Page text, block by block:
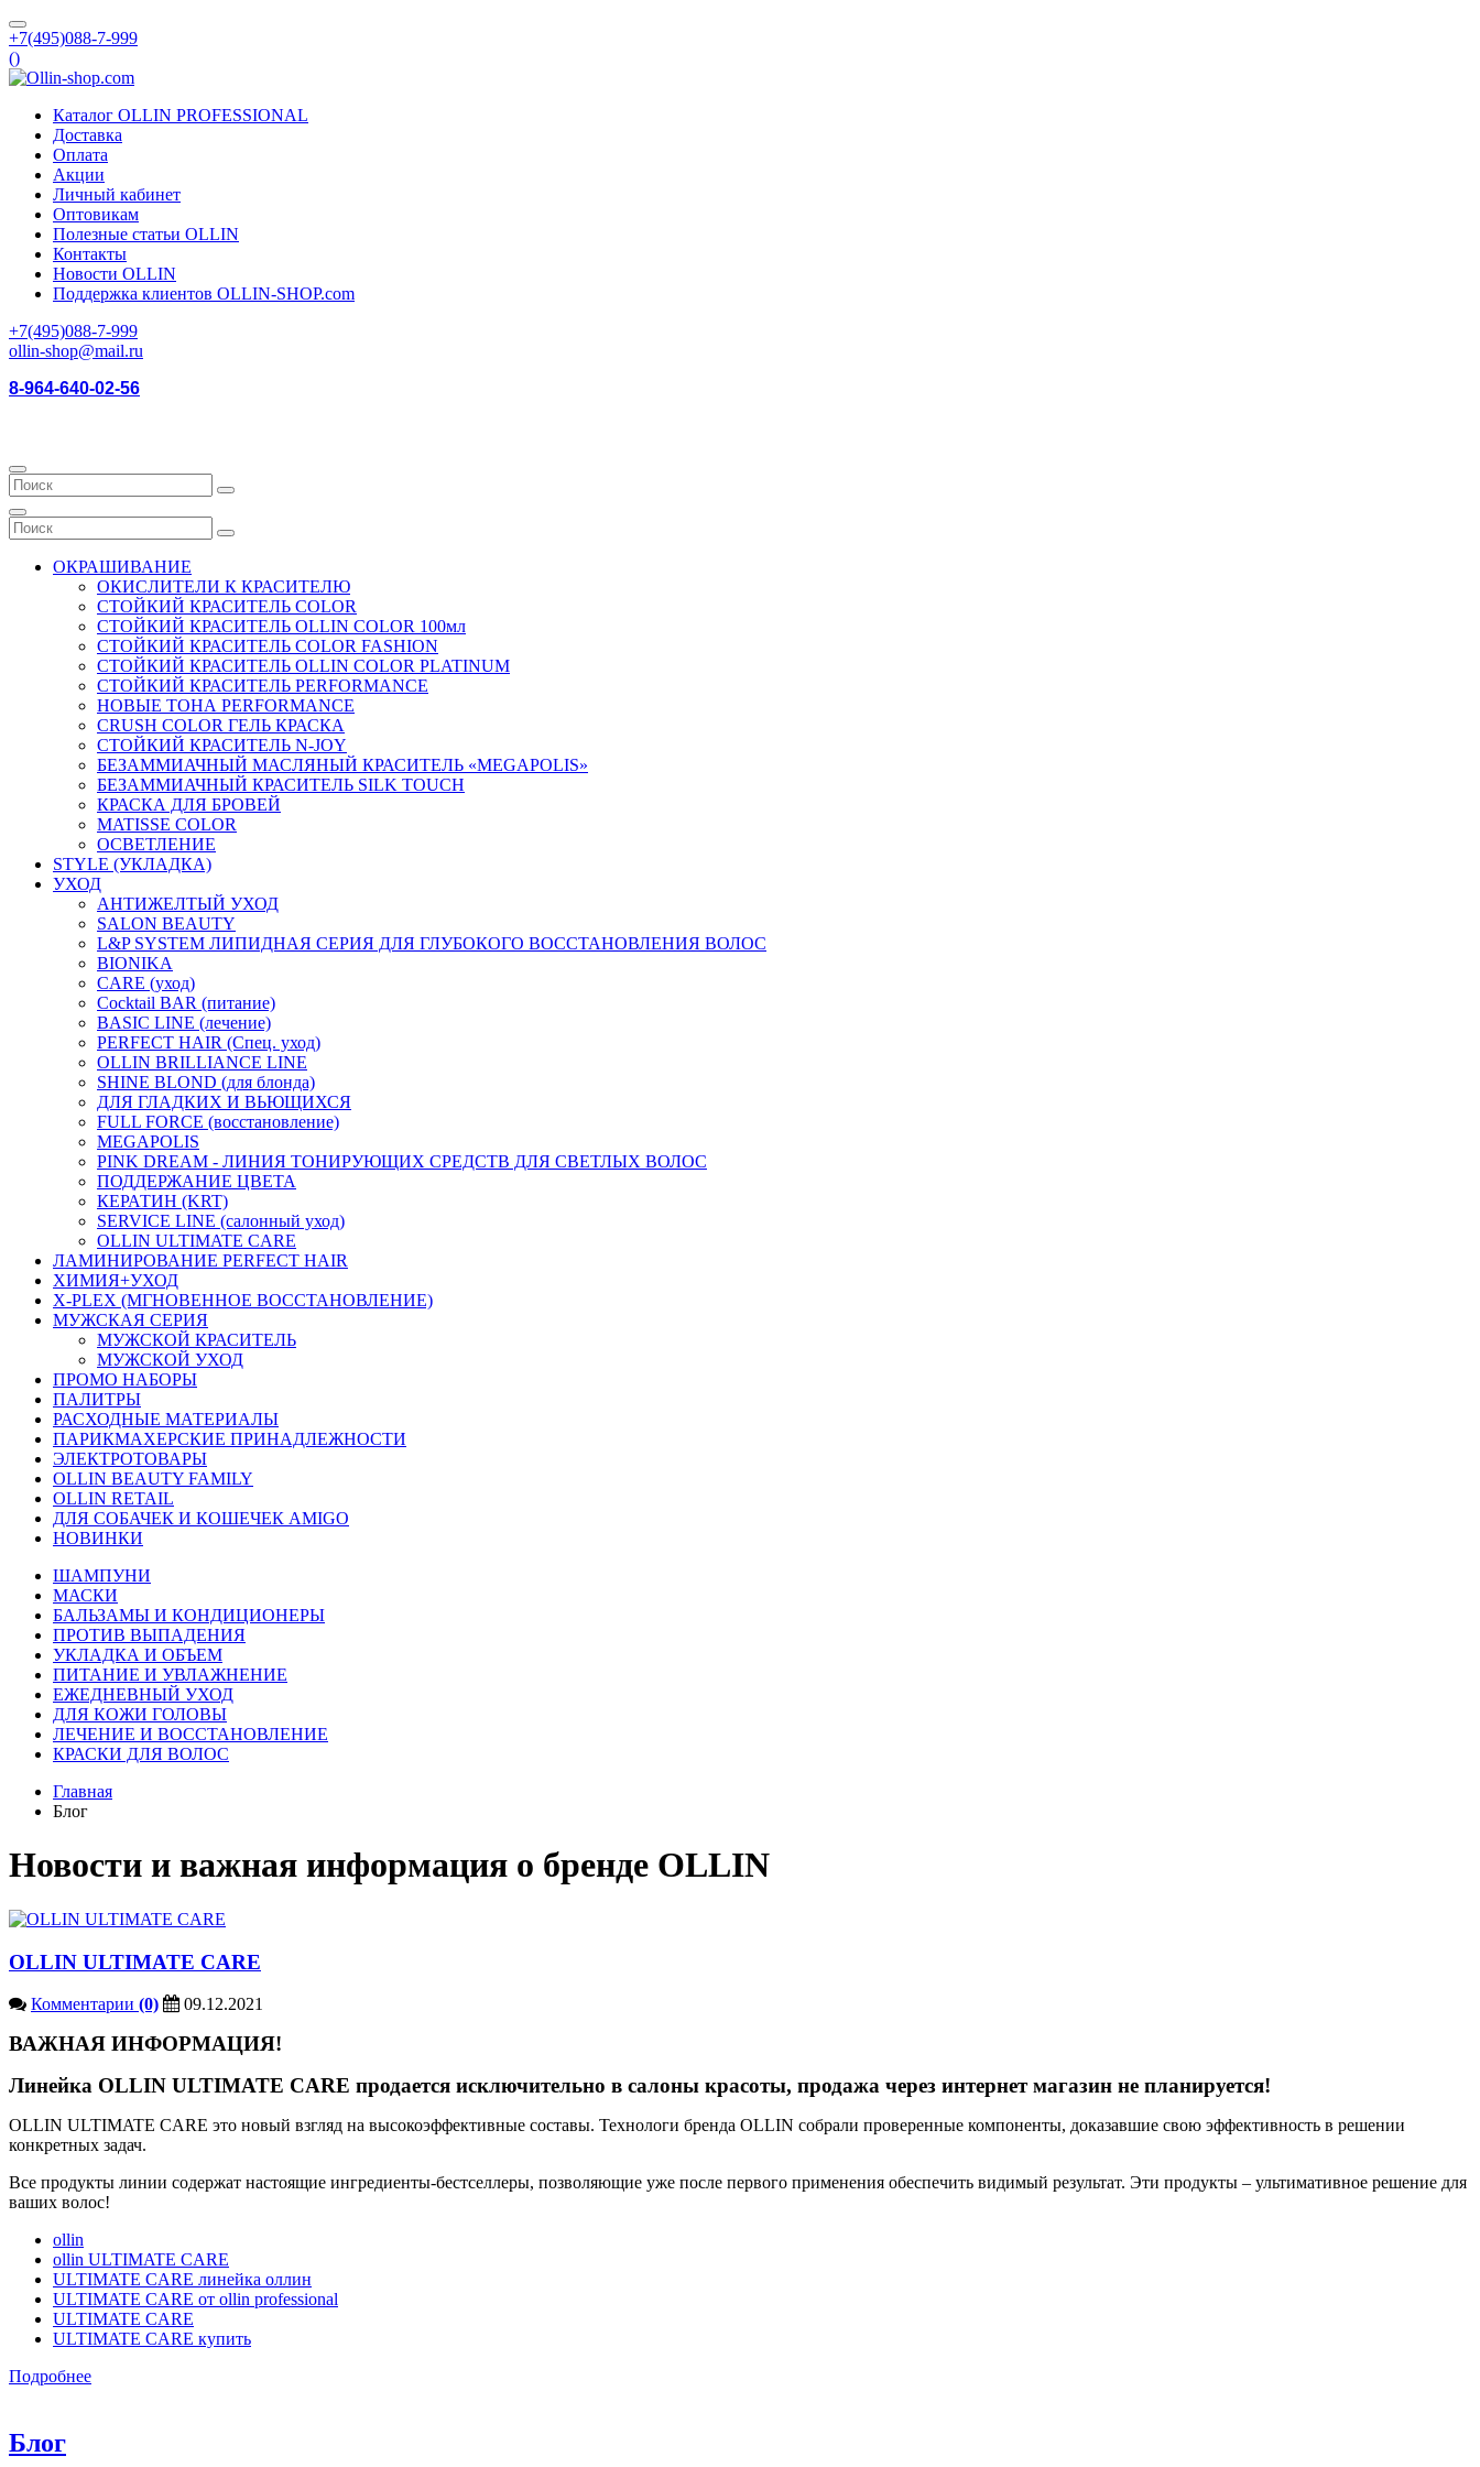
+7(495)088-7-999
()
Каталог OLLIN PROFESSIONAL
Доставка
Оплата
Акции
Личный кабинет
Оптовикам
Полезные статьи OLLIN
Контакты
Новости OLLIN
Поддержка клиентов OLLIN-SHOP.com
+7(495)088-7-999
ollin-shop@mail.ru
8-964-640-02-56
ОКРАШИВАНИЕ
ОКИСЛИТЕЛИ К КРАСИТЕЛЮ
СТОЙКИЙ КРАСИТЕЛЬ COLOR
СТОЙКИЙ КРАСИТЕЛЬ OLLIN COLOR 100мл
СТОЙКИЙ КРАСИТЕЛЬ COLOR FASHION
СТОЙКИЙ КРАСИТЕЛЬ OLLIN COLOR PLATINUM
СТОЙКИЙ КРАСИТЕЛЬ PERFORMANCE
НОВЫЕ ТОНА PERFORMANCE
CRUSH COLOR ГЕЛЬ КРАСКА
СТОЙКИЙ КРАСИТЕЛЬ N-JOY
БЕЗАММИАЧНЫЙ МАСЛЯНЫЙ КРАСИТЕЛЬ «MEGAPOLIS»
БЕЗАММИАЧНЫЙ КРАСИТЕЛЬ SILK TOUCH
КРАСКА ДЛЯ БРОВЕЙ
MATISSE COLOR
ОСВЕТЛЕНИЕ
STYLE (УКЛАДКА)
УХОД
АНТИЖЕЛТЫЙ УХОД
SALON BEAUTY
L&P SYSTEM ЛИПИДНАЯ СЕРИЯ ДЛЯ ГЛУБОКОГО ВОССТАНОВЛЕНИЯ ВОЛОС
BIONIKA
CARE (уход)
Cocktail BAR (питание)
BASIC LINE (лечение)
PERFECT HAIR (Спец. уход)
OLLIN BRILLIANCE LINE
SHINE BLOND (для блонда)
ДЛЯ ГЛАДКИХ И ВЬЮЩИХСЯ
FULL FORCE (восстановление)
MEGAPOLIS
PINK DREAM - ЛИНИЯ ТОНИРУЮЩИХ СРЕДСТВ ДЛЯ СВЕТЛЫХ ВОЛОС
ПОДДЕРЖАНИЕ ЦВЕТА
КЕРАТИН (KRT)
SERVICE LINE (салонный уход)
OLLIN ULTIMATE CARE
ЛАМИНИРОВАНИЕ PERFECT HAIR
ХИМИЯ+УХОД
X-PLEX (МГНОВЕННОЕ ВОССТАНОВЛЕНИЕ)
МУЖСКАЯ СЕРИЯ
МУЖСКОЙ КРАСИТЕЛЬ
МУЖСКОЙ УХОД
ПРОМО НАБОРЫ
ПАЛИТРЫ
РАСХОДНЫЕ МАТЕРИАЛЫ
ПАРИКМАХЕРСКИЕ ПРИНАДЛЕЖНОСТИ
ЭЛЕКТРОТОВАРЫ
OLLIN BEAUTY FAMILY
OLLIN RETAIL
ДЛЯ СОБАЧЕК И КОШЕЧЕК AMIGO
НОВИНКИ
ШАМПУНИ
МАСКИ
БАЛЬЗАМЫ И КОНДИЦИОНЕРЫ
ПРОТИВ ВЫПАДЕНИЯ
УКЛАДКА И ОБЪЕМ
ПИТАНИЕ И УВЛАЖНЕНИЕ
ЕЖЕДНЕВНЫЙ УХОД
ДЛЯ КОЖИ ГОЛОВЫ
ЛЕЧЕНИЕ И ВОССТАНОВЛЕНИЕ
КРАСКИ ДЛЯ ВОЛОС
Главная
Блог
Новости и важная информация о бренде OLLIN
OLLIN ULTIMATE CARE
Комментарии (0) 09.12.2021
ВАЖНАЯ ИНФОРМАЦИЯ!
Линейка OLLIN ULTIMATE CARE продается исключительно в салоны красоты, продажа через интернет магазин не планируется!
OLLIN ULTIMATE CARE это новый взгляд на высокоэффективные составы. Технологи бренда OLLIN собрали проверенные компоненты, доказавшие свою эффективность в решении
конкретных задач.
Все продукты линии содержат настоящие ингредиенты-бестселлеры, позволяющие уже после первого применения обеспечить видимый результат. Эти продукты – ультимативное решение для
ваших волос!
ollin
ollin ULTIMATE CARE
ULTIMATE CARE линейка оллин
ULTIMATE CARE от ollin professional
ULTIMATE CARE
ULTIMATE CARE купить
Подробнее
Блог